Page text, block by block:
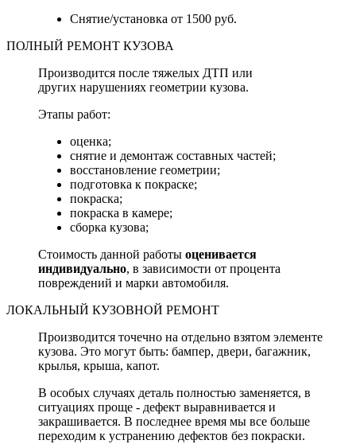
Снятие/установка от 1500 руб.
ПОЛНЫЙ РЕМОНТ КУЗОВА
Производится после тяжелых ДТП или
других нарушениях геометрии кузова.
Этапы работ:
оценка;
снятие и демонтаж составных частей;
восстановление геометрии;
подготовка к покраске;
покраска;
покраска в камере;
сборка кузова;
Стоимость данной работы оценивается
индивидуально, в зависимости от процента
повреждений и марки автомобиля.
ЛОКАЛЬНЫЙ КУЗОВНОЙ РЕМОНТ
Производится точечно на отдельно взятом элементе
кузова. Это могут быть: бампер, двери, багажник,
крылья, крыша, капот.
В особых случаях деталь полностью заменяется, в
ситуациях проще - дефект выравнивается и
закрашивается. В последнее время мы все больше
переходим к устранению дефектов без покраски.